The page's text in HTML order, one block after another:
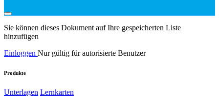
Sie können dieses Dokument auf Ihre gespeicherten Liste
hinzufügen
Einloggen Nur gültig für autorisierte Benutzer
Produkte
Unterlagen Lernkarten